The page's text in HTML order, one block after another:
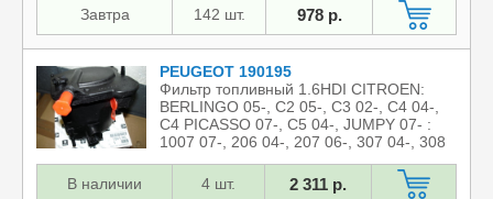
Завтра 142 шт. 978 р.
PEUGEOT 190195
Фильтр топливный 1.6HDI CITROEN:
BERLINGO 05-, C2 05-, C3 02-, C4 04-,
C4 PICASSO 07-, C5 04-, JUMPY 07- :
1007 07-, 206 04-, 207 06-, 307 04-, 308
В наличии
4 шт. 2 311 р.